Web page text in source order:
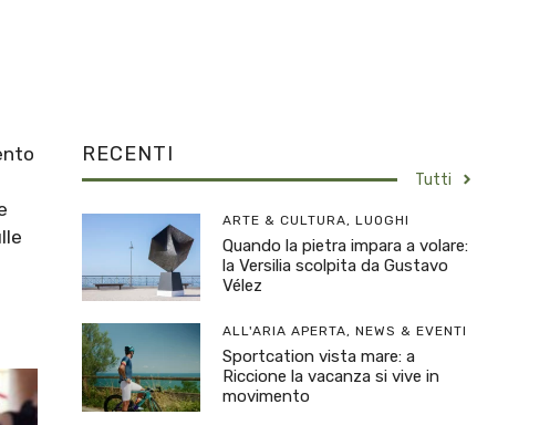
RECENTI
Tutti
ARTE & CULTURA, LUOGHI
Quando la pietra impara a volare:
la Versilia scolpita da Gustavo
Vélez
ALL'ARIA APERTA, NEWS & EVENTI
Sportcation vista mare: a
Riccione la vacanza si vive in
movimento